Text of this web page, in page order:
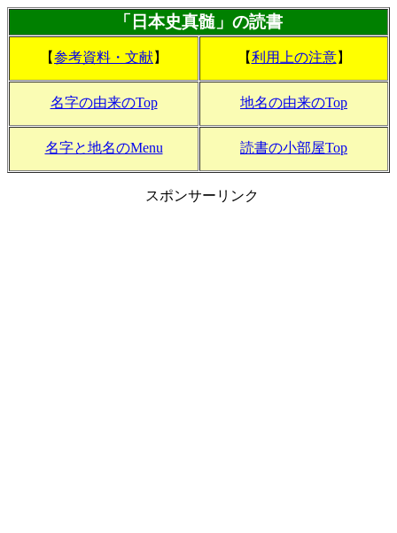
「日本史真髄」の読書
【参考資料・文献】 【利用上の注意】
名字の由来のTop 地名の由来のTop
名字と地名のMenu 読書の小部屋Top
スポンサーリンク